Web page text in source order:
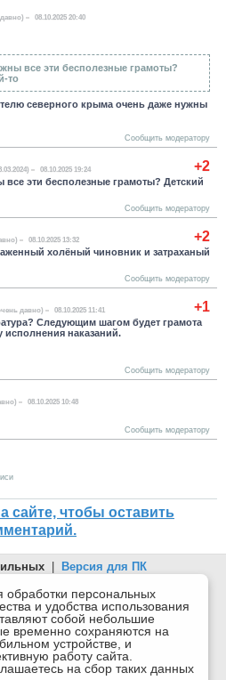
08.10.2025 20:40
все эти бесполезные грамоты?
то
северного крыма очень даже нужны
Сообщить модератору
+2
08.10.2025 19:24
все эти бесполезные грамоты? Детский
Сообщить модератору
+2
08.10.2025 13:32
холёный чиновник и затраханый
Сообщить модератору
+1
давно) 08.10.2025 11:41
Следующим шагом будет грамота
наказаний.
Сообщить модератору
08.10.2025 10:48
Сообщить модератору
сайте, чтобы оставить
Версия для ПК
Северодвинск tv29.ru
under the GNU General Public
License.
byMobile Joomla!
Version
персональных
и удобства использования
собой небольшие
временно сохраняются на
устройстве, и
работу сайта.
на сбор таких данных